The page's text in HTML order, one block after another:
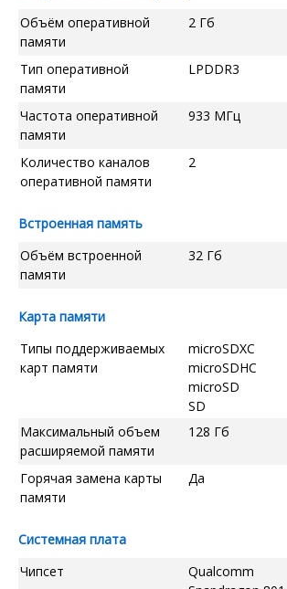
Объём оперативной
памяти
2 Гб
Тип оперативной
памяти
LPDDR3
Частота оперативной
памяти
933 МГц
Количество каналов
оперативной памяти
2
Встроенная память
Объём встроенной
памяти
32 Гб
Карта памяти
Типы поддерживаемых
карт памяти
microSDXC
microSDHC
microSD
SD
Максимальный объем
расширяемой памяти
128 Гб
Горячая замена карты
памяти
Да
Системная плата
Чипсет
Qualcomm